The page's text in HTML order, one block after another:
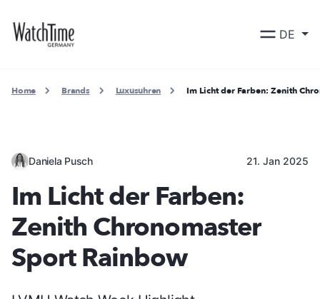
DE
Home Brands Luxusuhren Im Licht der Farben: Zenith
Daniela Pusch 21. Jan 2025
Im Licht der Farben:
Zenith Chronomaster
Sport Rainbow